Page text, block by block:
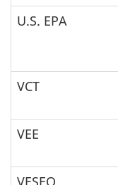
U.S. EPA
VCT
VEE
VESEO